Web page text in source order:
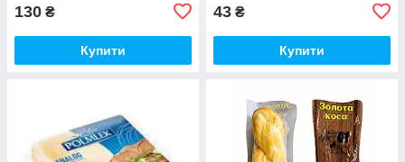
130 ₴
Купити
43 ₴
Купити